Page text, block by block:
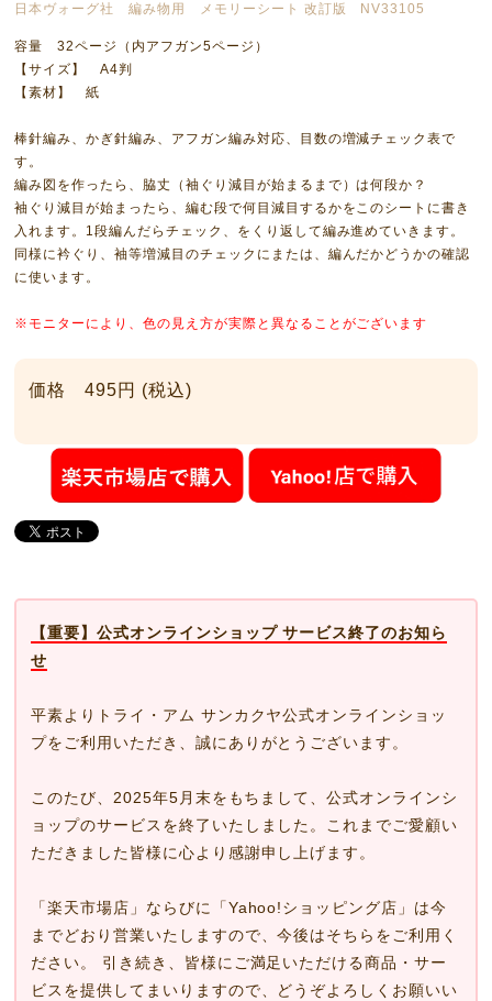
日本ヴォーグ社 編み物用 メモリーシート 改訂版 NV33105
容量 32ページ（内アフガン5ページ）
【サイズ】 A4判
【素材】 紙
棒針編み、かぎ針編み、アフガン編み対応、目数の増減チェック表で
す。
編み図を作ったら、脇丈（袖ぐり減目が始まるまで）は何段か？
袖ぐり減目が始まったら、編む段で何目減目するかをこのシートに書き
入れます。1段編んだらチェック、をくり返して編み進めていきます。
同様に衿ぐり、袖等増減目のチェックにまたは、編んだかどうかの確認
に使います。
※モニターにより、色の見え方が実際と異なることがございます
価格 495円 (税込)
【重要】公式オンラインショップ サービス終了のお知ら
せ
平素よりトライ・アム サンカクヤ公式オンラインショッ
プをご利用いただき、誠にありがとうございます。
このたび、2025年5月末をもちまして、公式オンラインシ
ョップのサービスを終了いたしました。これまでご愛顧い
ただきました皆様に心より感謝申し上げます。
「楽天市場店」ならびに「Yahoo!ショッピング店」は今
までどおり営業いたしますので、今後はそちらをご利用く
ださい。 引き続き、皆様にご満足いただける商品・サー
ビスを提供してまいりますので、どうぞよろしくお願いい